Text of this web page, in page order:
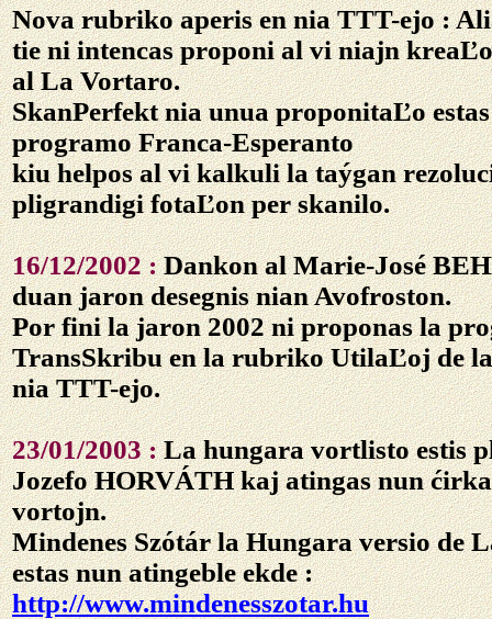
Nova rubriko aperis en nia TTT-ejo :
tie ni intencas proponi al vi niajn
al La Vortaro.
SkanPerfekt nia unua proponitaĽo
programo Franca-Esperanto
kiu helpos al vi kalkuli la taýgan
pligrandigi fotaĽon per skanilo.
16/12/2002 :Dankon al Marie-José
duan jaron desegnis nian Avofroston.
Por fini la jaron 2002 ni proponas la
TransSkribuen la rubriko UtilaĽoj de
nia TTT-ejo.
23/01/2003 :La hungara vortlisto estis
Jozefo HORVÁTH kaj atingas nun
vortojn.
Mindenes Szótár la Hungara versio de
estas nun atingeble ekde :
http://www.mindenesszotar.hu